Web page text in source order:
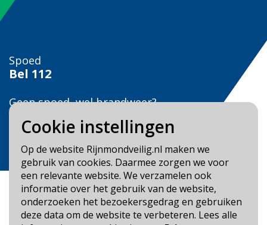
Cookie instellingen
Op de website Rijnmondveilig.nl maken we
gebruik van cookies. Daarmee zorgen we voor
een relevante website. We verzamelen ook
informatie over het gebruik van de website,
onderzoeken het bezoekersgedrag en gebruiken
deze data om de website te verbeteren. Lees alle
Spoed
Bel 112
Geen spoed, wel brandweer?
Bel
Veilig Leven?
Bel 0900-8387